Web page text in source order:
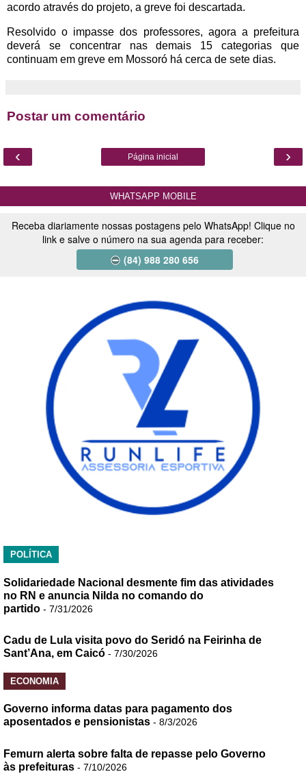
acordo através do projeto, a greve foi descartada.
Resolvido o impasse dos professores, agora a prefeitura
deverá se concentrar nas demais 15 categorias que
continuam em greve em Mossoró há cerca de sete dias.
Postar um comentário
‹ ›
Página inicial
WHATSAPP MOBILE
Receba diariamente nossas postagens pelo WhatsApp! Clique no
link e salve o número na sua agenda para receber:
(84) 988 280 656
POLÍTICA
Solidariedade Nacional desmente fim das atividades
no RN e anuncia Nilda no comando do
partido - 7/31/2026
Cadu de Lula visita povo do Seridó na Feirinha de
Sant’Ana, em Caicó - 7/30/2026
ECONOMIA
Governo informa datas para pagamento dos
aposentados e pensionistas - 8/3/2026
Femurn alerta sobre falta de repasse pelo Governo
às prefeituras - 7/10/2026